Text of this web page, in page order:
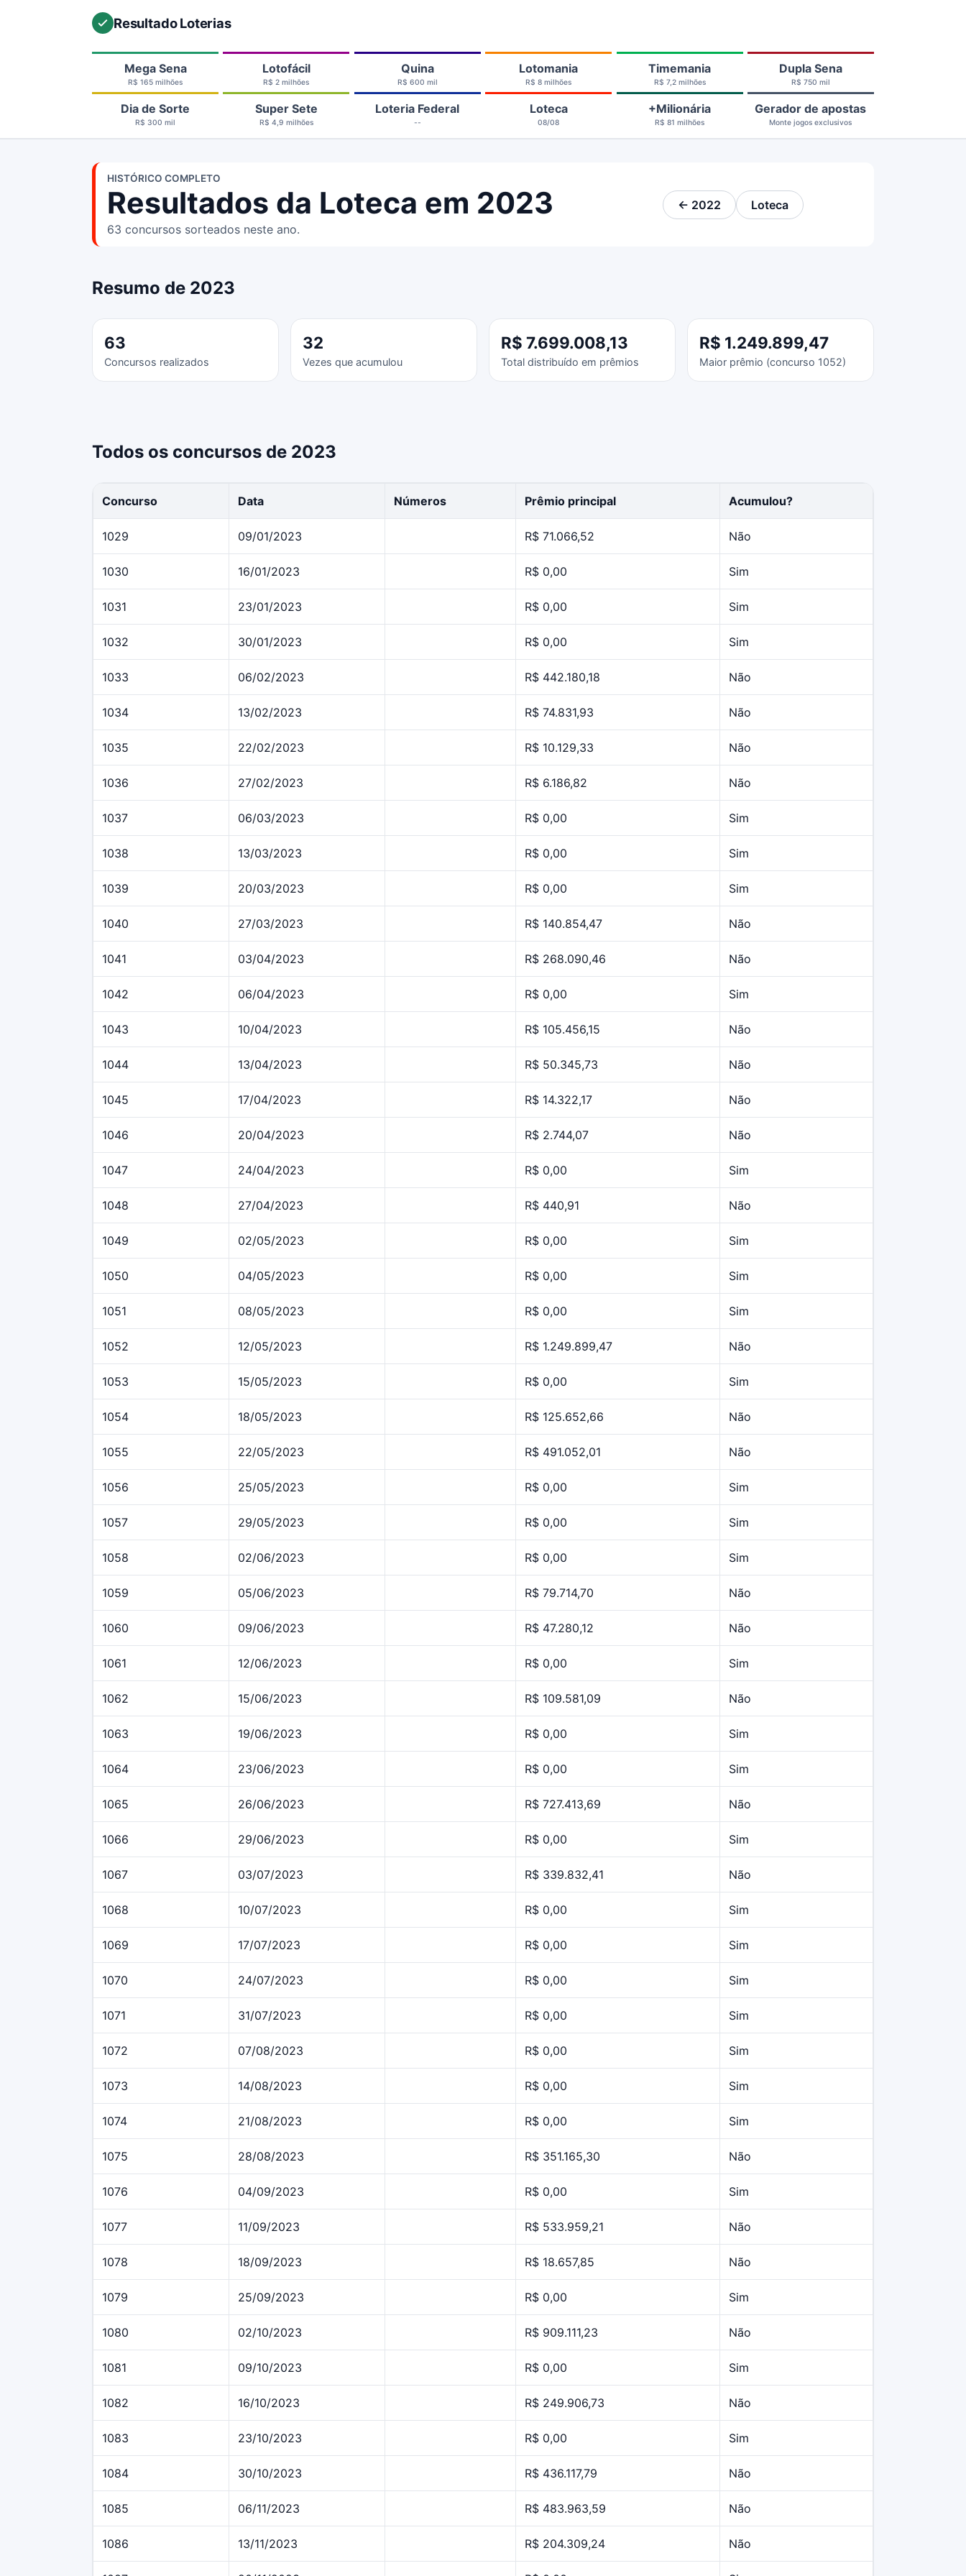
Resultado Loterias
Mega Sena
R$ 165 milhões
Lotofácil
R$ 2 milhões
Quina
R$ 600 mil
Lotomania
R$ 8 milhões
Timemania
R$ 7,2 milhões
Dupla Sena
R$ 750 mil
Dia de Sorte
R$ 300 mil
Super Sete
R$ 4,9 milhões
Loteria Federal
--
Loteca
08/08
+Milionária
R$ 81 milhões
Gerador de apostas
Monte jogos exclusivos
HISTÓRICO COMPLETO
Resultados da Loteca em 2023
63 concursos sorteados neste ano.
← 2022 Loteca
Resumo de 2023
63
Concursos realizados
32
Vezes que acumulou
R$ 7.699.008,13
Total distribuído em prêmios
R$ 1.249.899,47
Maior prêmio (concurso 1052)
Todos os concursos de 2023
Concurso Data Números Prêmio principal Acumulou?
1029 09/01/2023 R$ 71.066,52 Não
1030 16/01/2023 R$ 0,00 Sim
1031 23/01/2023 R$ 0,00 Sim
1032 30/01/2023 R$ 0,00 Sim
1033 06/02/2023 R$ 442.180,18 Não
1034 13/02/2023 R$ 74.831,93 Não
1035 22/02/2023 R$ 10.129,33 Não
1036 27/02/2023 R$ 6.186,82 Não
1037 06/03/2023 R$ 0,00 Sim
1038 13/03/2023 R$ 0,00 Sim
1039 20/03/2023 R$ 0,00 Sim
1040 27/03/2023 R$ 140.854,47 Não
1041 03/04/2023 R$ 268.090,46 Não
1042 06/04/2023 R$ 0,00 Sim
1043 10/04/2023 R$ 105.456,15 Não
1044 13/04/2023 R$ 50.345,73 Não
1045 17/04/2023 R$ 14.322,17 Não
1046 20/04/2023 R$ 2.744,07 Não
1047 24/04/2023 R$ 0,00 Sim
1048 27/04/2023 R$ 440,91 Não
1049 02/05/2023 R$ 0,00 Sim
1050 04/05/2023 R$ 0,00 Sim
1051 08/05/2023 R$ 0,00 Sim
1052 12/05/2023 R$ 1.249.899,47 Não
1053 15/05/2023 R$ 0,00 Sim
1054 18/05/2023 R$ 125.652,66 Não
1055 22/05/2023 R$ 491.052,01 Não
1056 25/05/2023 R$ 0,00 Sim
1057 29/05/2023 R$ 0,00 Sim
1058 02/06/2023 R$ 0,00 Sim
1059 05/06/2023 R$ 79.714,70 Não
1060 09/06/2023 R$ 47.280,12 Não
1061 12/06/2023 R$ 0,00 Sim
1062 15/06/2023 R$ 109.581,09 Não
1063 19/06/2023 R$ 0,00 Sim
1064 23/06/2023 R$ 0,00 Sim
1065 26/06/2023 R$ 727.413,69 Não
1066 29/06/2023 R$ 0,00 Sim
1067 03/07/2023 R$ 339.832,41 Não
1068 10/07/2023 R$ 0,00 Sim
1069 17/07/2023 R$ 0,00 Sim
1070 24/07/2023 R$ 0,00 Sim
1071 31/07/2023 R$ 0,00 Sim
1072 07/08/2023 R$ 0,00 Sim
1073 14/08/2023 R$ 0,00 Sim
1074 21/08/2023 R$ 0,00 Sim
1075 28/08/2023 R$ 351.165,30 Não
1076 04/09/2023 R$ 0,00 Sim
1077 11/09/2023 R$ 533.959,21 Não
1078 18/09/2023 R$ 18.657,85 Não
1079 25/09/2023 R$ 0,00 Sim
1080 02/10/2023 R$ 909.111,23 Não
1081 09/10/2023 R$ 0,00 Sim
1082 16/10/2023 R$ 249.906,73 Não
1083 23/10/2023 R$ 0,00 Sim
1084 30/10/2023 R$ 436.117,79 Não
1085 06/11/2023 R$ 483.963,59 Não
1086 13/11/2023 R$ 204.309,24 Não